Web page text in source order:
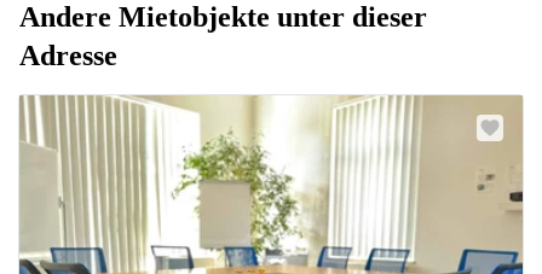
Andere Mietobjekte unter dieser
Adresse